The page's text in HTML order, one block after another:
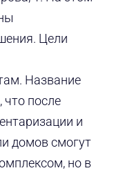
Цели
Название
что после
и
домов смогут
но в